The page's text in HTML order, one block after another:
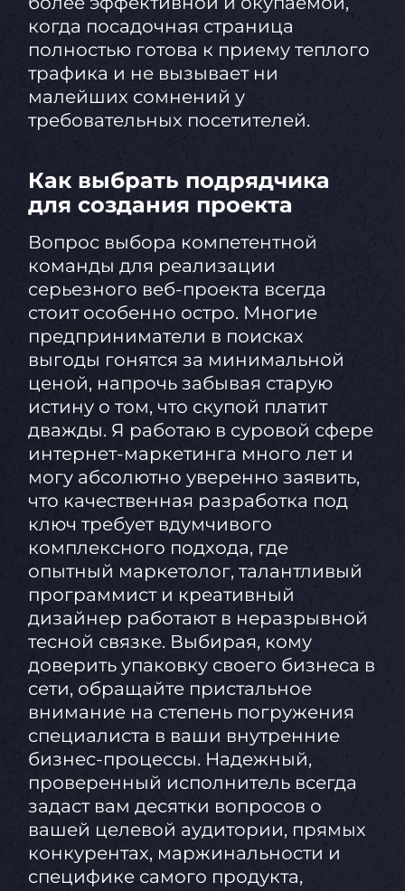
когда посадочная страница
полностью готова к приему теплого
трафика и не вызывает ни
малейших сомнений у
требовательных посетителей.
Как выбрать подрядчика
для создания проекта
Вопрос выбора компетентной
команды для реализации
серьезного веб-проекта всегда
стоит особенно остро. Многие
предприниматели в поисках
выгоды гонятся за минимальной
ценой, напрочь забывая старую
истину о том, что скупой платит
дважды. Я работаю в суровой сфере
интернет-маркетинга много лет и
могу абсолютно уверенно заявить,
что качественная разработка под
ключ требует вдумчивого
комплексного подхода, где
опытный маркетолог, талантливый
программист и креативный
дизайнер работают в неразрывной
тесной связке. Выбирая, кому
доверить упаковку своего бизнеса в
сети, обращайте пристальное
внимание на степень погружения
специалиста в ваши внутренние
бизнес-процессы. Надежный,
проверенный исполнитель всегда
задаст вам десятки вопросов о
вашей целевой аудитории, прямых
конкурентах, маржинальности и
специфике самого продукта,